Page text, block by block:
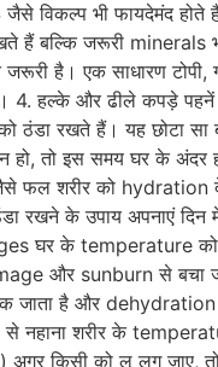
विकल्प भी फायदेमंद
रखते हैं बल्कि जरूरी
है। एक साधारण
और ढीले कपड़े पहनें
रखते हैं। यह छोटा
तो इस समय घर के अंदर
फल शरीर को
रखने के उपाय अपनाएं
घर के temperature
और sunburn से बचा
जाता है और
से नहाना शरीर के
किसी को लू लग